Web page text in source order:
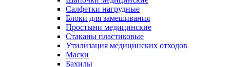
Салфетки нагрудные
Блоки для замешивания
Простыни медицинские
Стаканы пластиковые
Утилизация медицинских отходов
Маски
Бахилы